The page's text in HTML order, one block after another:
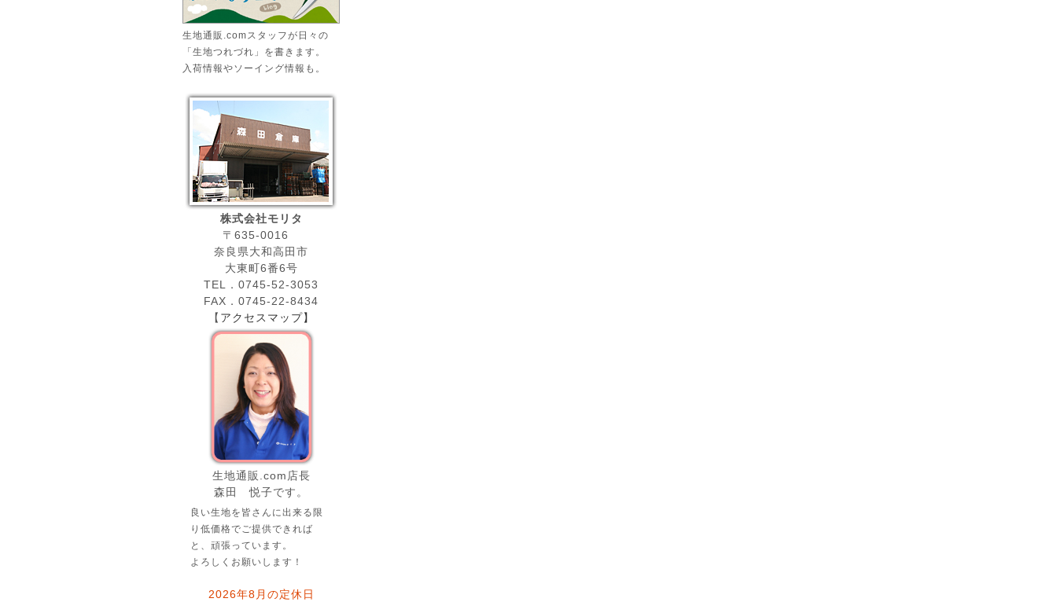
生地通販.comスタッフが日々の
「生地つれづれ」を書きます。
入荷情報やソーイング情報も。
株式会社モリタ
〒635-0016
奈良県大和高田市
大東町6番6号
TEL．0745-52-3053
FAX．0745-22-8434
【 アクセスマップ】
生地通販.com店長
森田 悦子です。
良い生地を皆さんに出来る限
り低価格でご提供できれば
と、頑張っています。
よろしくお願いします！
2026年8月の定休日